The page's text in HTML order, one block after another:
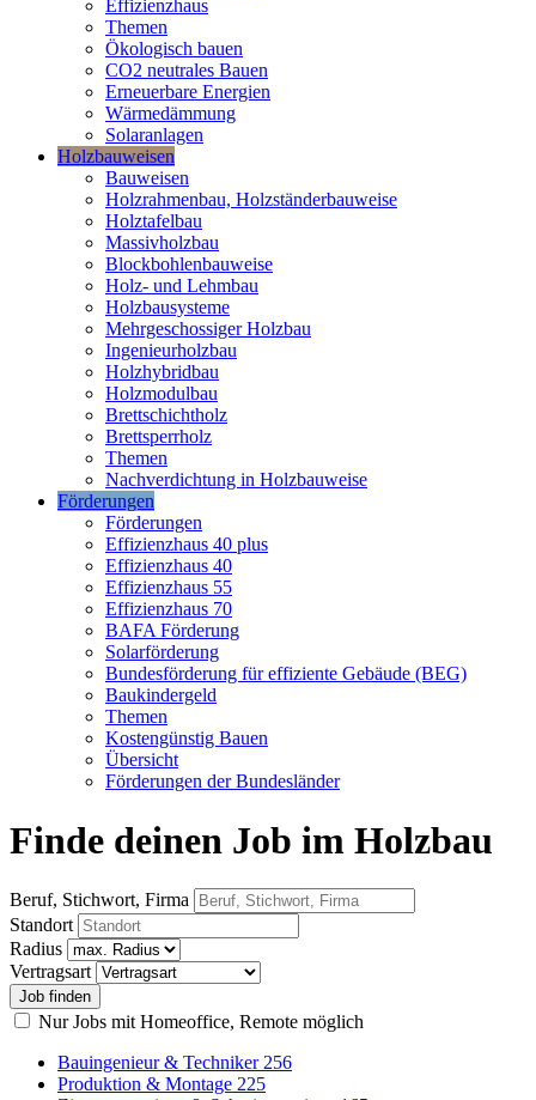
Effizienzhaus
Themen
Ökologisch bauen
CO2 neutrales Bauen
Erneuerbare Energien
Wärmedämmung
Solaranlagen
Holzbauweisen
Bauweisen
Holzrahmenbau, Holzständerbauweise
Holztafelbau
Massivholzbau
Blockbohlenbauweise
Holz- und Lehmbau
Holzbausysteme
Mehrgeschossiger Holzbau
Ingenieurholzbau
Holzhybridbau
Holzmodulbau
Brettschichtholz
Brettsperrholz
Themen
Nachverdichtung in Holzbauweise
Förderungen
Förderungen
Effizienzhaus 40 plus
Effizienzhaus 40
Effizienzhaus 55
Effizienzhaus 70
BAFA Förderung
Solarförderung
Bundesförderung für effiziente Gebäude (BEG)
Baukindergeld
Themen
Kostengünstig Bauen
Übersicht
Förderungen der Bundesländer
Finde deinen Job im Holzbau
Beruf, Stichwort, Firma
Standort
Radius
Vertragsart
Nur Jobs mit Homeoffice, Remote möglich
Bauingenieur & Techniker 256
Produktion & Montage 225